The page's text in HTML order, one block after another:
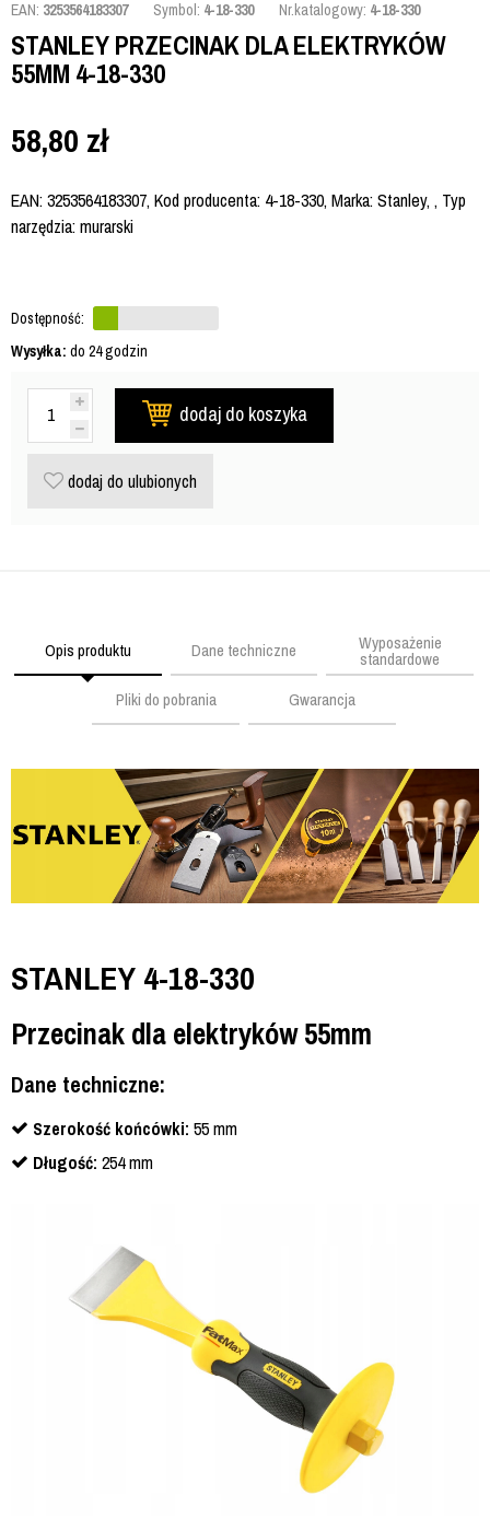
EAN: 3253564183307 Symbol: 4-18-330 Nr.katalogowy: 4-18-330
STANLEY PRZECINAK DLA ELEKTRYKÓW
55MM 4-18-330
58,80 zł
EAN: 3253564183307, Kod producenta: 4-18-330, Marka: Stanley, , Typ
narzędzia: murarski
Dostępność:
Wysyłka: do 24 godzin
dodaj do koszyka
dodaj do ulubionych
Opis produktu Dane techniczne Wyposażenie
standardowe
Pliki do pobrania
Gwarancja
STANLEY 4-18-330
Przecinak dla elektryków 55mm
Dane techniczne:
Szerokość końcówki: 55 mm
Długość: 254 mm